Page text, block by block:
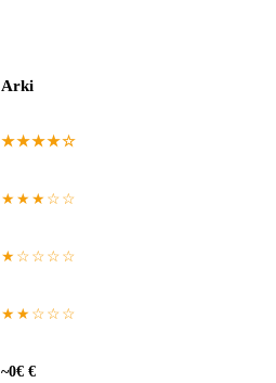
Arki
★★★★☆
★★★☆☆
★☆☆☆☆
★★☆☆☆
~0€ €